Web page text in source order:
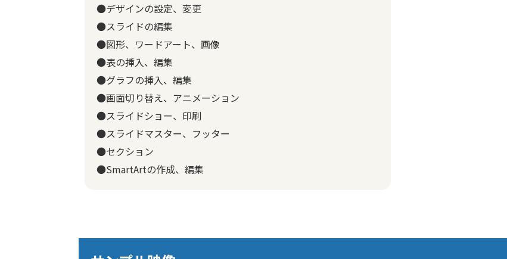
●デザインの設定、変更
●スライドの編集
●図形、ワードアート、画像
●表の挿入、編集
●グラフの挿入、編集
●画面切り替え、アニメーション
●スライドショー、印刷
●スライドマスター、フッター
●セクション
●SmartArtの作成、編集